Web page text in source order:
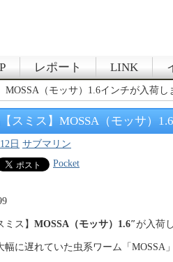
レポート LINK
MOSSA（モッサ）1.6インチが入荷し
スミス】MOSSA（モッサ）
日 サブマリン
Pocket
ス】 MOSSA（モッサ）1.6″が入荷
に遅れていた虫系ワーム「MOSSA